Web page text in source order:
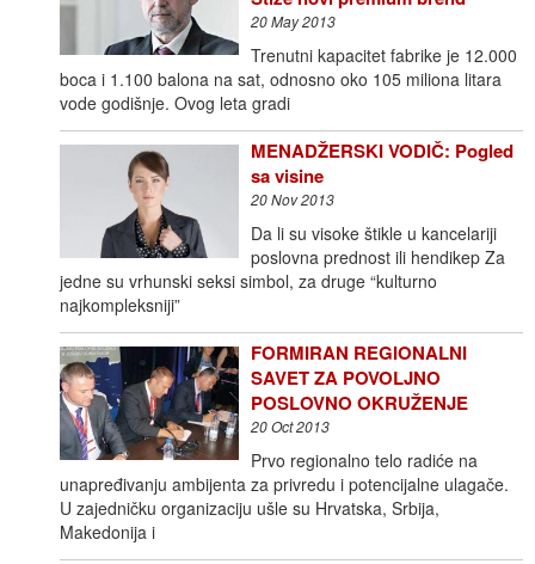
20 May 2013
Trenutni kapacitet fabrike je 12.000
boca i 1.100 balona na sat, odnosno oko 105 miliona litara
vode godišnje. Ovog leta gradi
MENADŽERSKI VODIČ: Pogled
sa visine
20 Nov 2013
Da li su visoke štikle u kancelariji
poslovna prednost ili hendikep Za
jedne su vrhunski seksi simbol, za druge “kulturno
najkompleksniji”
FORMIRAN REGIONALNI
SAVET ZA POVOLJNO
POSLOVNO OKRUŽENJE
20 Oct 2013
Prvo regionalno telo radiće na
unapređivanju ambijenta za privredu i potencijalne ulagače.
U zajedničku organizaciju ušle su Hrvatska, Srbija,
Makedonija i